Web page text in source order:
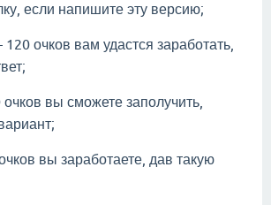
если напишите эту версию;
120 очков вам удастся заработать,
очков вы сможете заполучить,
вы заработаете, дав такую